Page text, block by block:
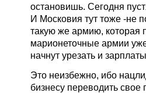
остановишь. Сегодня
И Московия тут тоже -не
такую же армию, которая
марионеточные армии
начнут урезать и
Это неизбежно, ибо
бизнесу переводить